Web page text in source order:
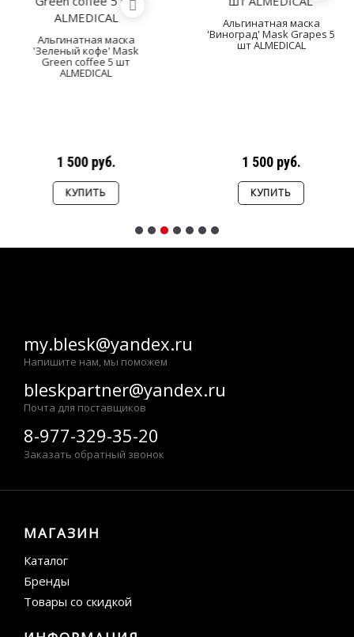
Альгинатная маска
'Зеленый кофе' Mask
Green coffee 5 шт
ALMEDICAL
1 500 руб.
КУПИТЬ
Альгинатная маска
'Виноград' Mask Grapes 5
шт ALMEDICAL
1 500 руб.
КУПИТЬ
my.blesk@yandex.ru
Напишите нам, мы поможем
bleskpartner@yandex.ru
Почта для поставщиков
8-977-329-35-20
Заказать обратный звонок
МАГАЗИН
Каталог
Бренды
Товары со скидкой